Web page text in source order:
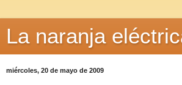
La naranja
miércoles, 20 de mayo de 2009